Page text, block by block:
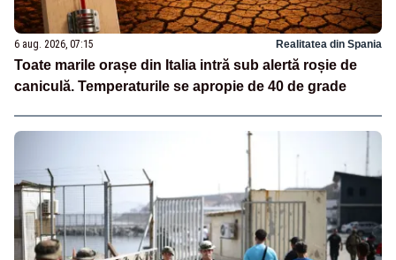
6 aug. 2026, 07:15 Realitatea din Spania
Toate marile orașe din Italia intră sub alertă roșie de
caniculă. Temperaturile se apropie de 40 de grade